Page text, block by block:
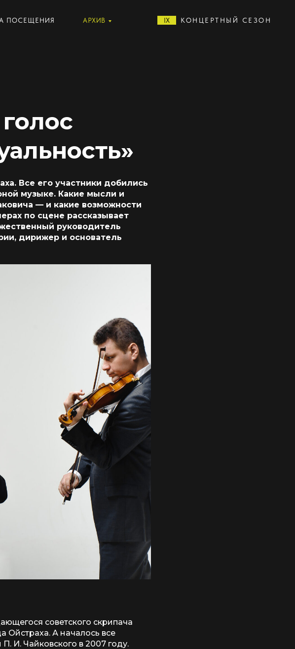
ПОСЕЩЕНИЯ КОНЦЕРТНЫЙ СЕЗОН
IX
АРХИВ
Все его участники добились
музыке. Какие мысли и
— и какие возможности
по сцене рассказывает
руководитель
дирижер и основатель
советского скрипача
Ойстраха. А началось все
И. Чайковского в 2007 году.